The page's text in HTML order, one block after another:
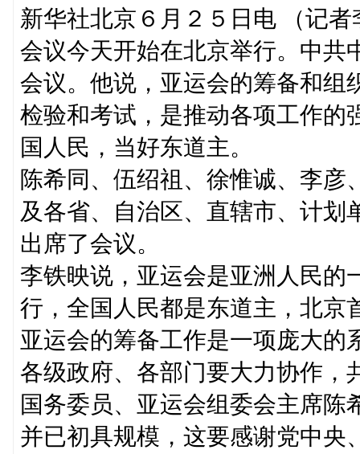
新华社北京６月２５日电 （记
会议今天开始在北京举行。中共
会议。他说，亚运会的筹备和组
检验和考试，是推动各项工作的
国人民，当好东道主。
陈希同、伍绍祖、徐惟诚、李彦
及各省、自治区、直辖市、计划
出席了会议。
李铁映说，亚运会是亚洲人民的
行，全国人民都是东道主，北京
亚运会的筹备工作是一项庞大的
各级政府、各部门要大力协作，
国务委员、亚运会组委会主席
并已初具规模，这要感谢党中央